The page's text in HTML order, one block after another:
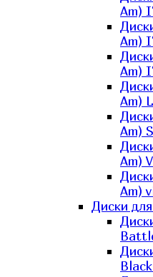
Am)
Am)
Am)
Am)
Am)
Am)
Am)
Диски